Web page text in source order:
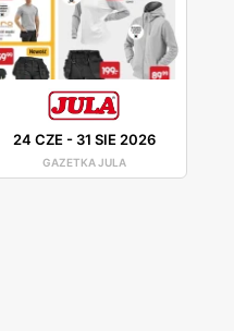
24 CZE - 31 SIE 2026
GAZETKA JULA